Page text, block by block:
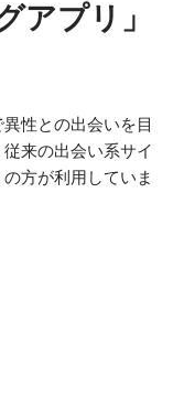
アプリ」
性との出会いを目
来の出会い系サイ
方が利用していま